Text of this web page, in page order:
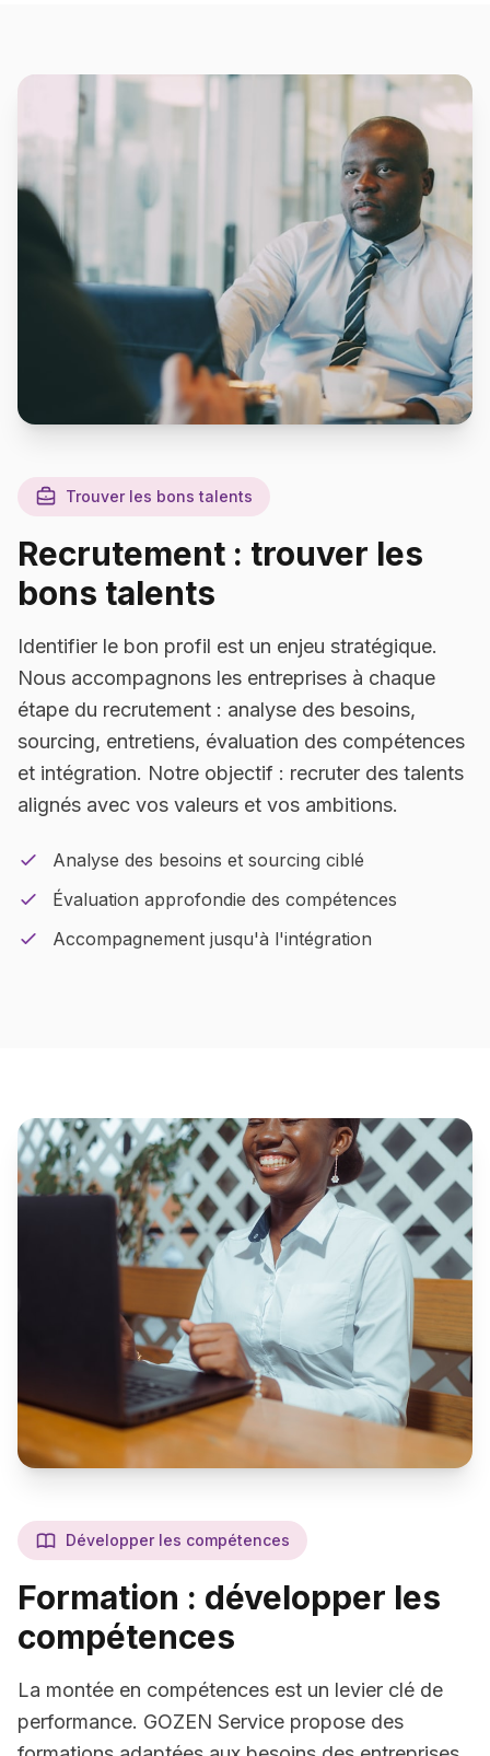
Trouver les bons talents
Recrutement : trouver les
bons talents
Identifier le bon profil est un enjeu stratégique.
Nous accompagnons les entreprises à chaque
étape du recrutement : analyse des besoins,
sourcing, entretiens, évaluation des compétences
et intégration. Notre objectif : recruter des talents
alignés avec vos valeurs et vos ambitions.
Analyse des besoins et sourcing ciblé
Évaluation approfondie des compétences
Accompagnement jusqu'à l'intégration
Développer les compétences
Formation : développer les
compétences
La montée en compétences est un levier clé de
performance. GOZEN Service propose des